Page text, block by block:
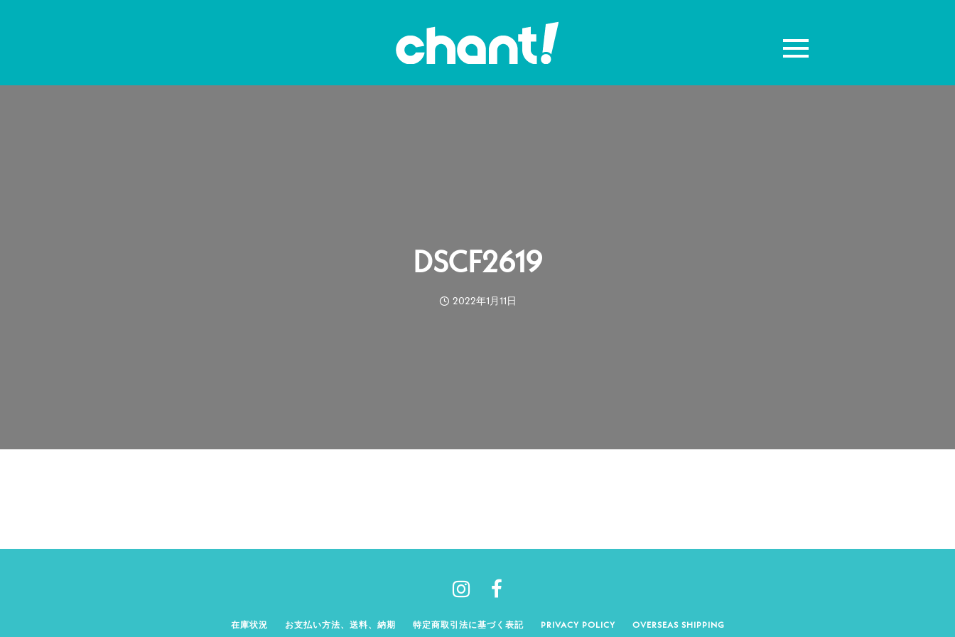
DSCF2619
2022年1月11日
在庫状況 お支払い方法、送料、納期 特定商取引法に基づく表記 PRIVACY POLICY OVERSEAS SHIPPING